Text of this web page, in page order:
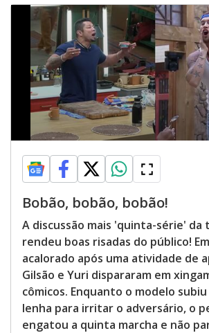
Bobão, bobão, bobão!
A discussão mais 'quinta-série' da
rendeu boas risadas do público!
acalorado após uma atividade de
Gilsão e Yuri dispararam em
cômicos. Enquanto o modelo
lenha para irritar o adversário, o
engatou a quinta marcha e não